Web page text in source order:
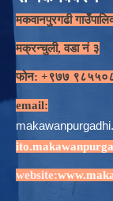
मकवानपुरगढी
मक्रन्चुली, वडा नं ३
फोन: +९७७
email:
website: